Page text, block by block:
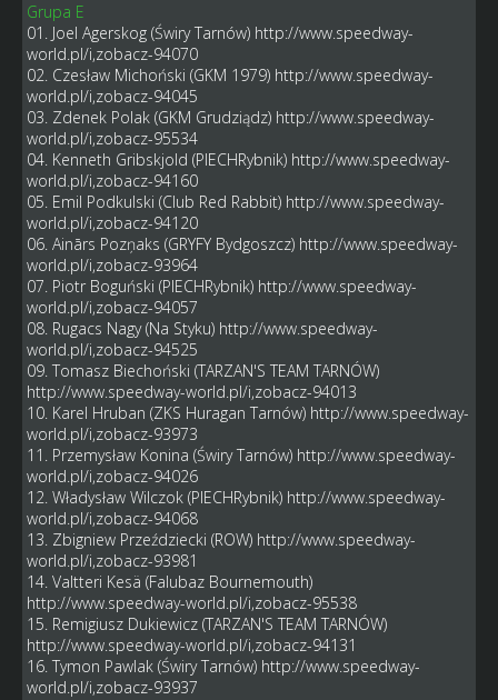
Grupa E
01. Joel Agerskog (Świry Tarnów) http://www.speedway-
world.pl/i,zobacz-94070
02. Czesław Michoński (GKM 1979) http://www.speedway-
world.pl/i,zobacz-94045
03. Zdenek Polak (GKM Grudziądz) http://www.speedway-
world.pl/i,zobacz-95534
04. Kenneth Gribskjold (PIECHRybnik) http://www.speedway-
world.pl/i,zobacz-94160
05. Emil Podkulski (Club Red Rabbit) http://www.speedway-
world.pl/i,zobacz-94120
06. Ainārs Pozņaks (GRYFY Bydgoszcz) http://www.speedway-
world.pl/i,zobacz-93964
07. Piotr Boguński (PIECHRybnik) http://www.speedway-
world.pl/i,zobacz-94057
08. Rugacs Nagy (Na Styku) http://www.speedway-
world.pl/i,zobacz-94525
09. Tomasz Biechoński (TARZAN'S TEAM TARNÓW)
http://www.speedway-world.pl/i,zobacz-94013
10. Karel Hruban (ZKS Huragan Tarnów) http://www.speedway-
world.pl/i,zobacz-93973
11. Przemysław Konina (Świry Tarnów) http://www.speedway-
world.pl/i,zobacz-94026
12. Władysław Wilczok (PIECHRybnik) http://www.speedway-
world.pl/i,zobacz-94068
13. Zbigniew Przeździecki (ROW) http://www.speedway-
world.pl/i,zobacz-93981
14. Valtteri Kesä (Falubaz Bournemouth)
http://www.speedway-world.pl/i,zobacz-95538
15. Remigiusz Dukiewicz (TARZAN'S TEAM TARNÓW)
http://www.speedway-world.pl/i,zobacz-94131
16. Tymon Pawlak (Świry Tarnów) http://www.speedway-
world.pl/i,zobacz-93937